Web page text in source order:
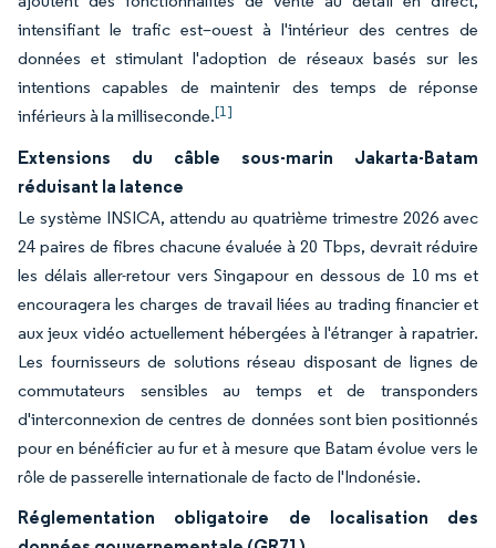
intensifiant le trafic est–ouest à l'intérieur des centres de
données et stimulant l'adoption de réseaux basés sur les
intentions capables de maintenir des temps de réponse
inférieurs à la milliseconde.[1]
Extensions du câble sous-marin Jakarta-Batam
réduisant la latence
Le système INSICA, attendu au quatrième trimestre 2026 avec
24 paires de fibres chacune évaluée à 20 Tbps, devrait réduire
les délais aller-retour vers Singapour en dessous de 10 ms et
encouragera les charges de travail liées au trading financier et
aux jeux vidéo actuellement hébergées à l'étranger à rapatrier.
Les fournisseurs de solutions réseau disposant de lignes de
commutateurs sensibles au temps et de transponders
d'interconnexion de centres de données sont bien positionnés
pour en bénéficier au fur et à mesure que Batam évolue vers le
rôle de passerelle internationale de facto de l'Indonésie.
Réglementation obligatoire de localisation des